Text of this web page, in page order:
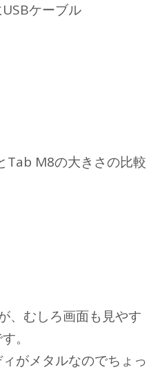
ケーブル
Tab M8の大きさの比較
、むしろ画面も見やす
。
がメタルなのでちょっ